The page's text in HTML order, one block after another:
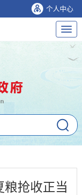
个人中心
导
航
粮抢收正当